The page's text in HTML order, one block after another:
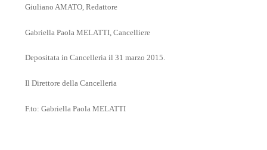
Giuliano AMATO, Redattore
Gabriella Paola MELATTI, Cancelliere
Depositata in Cancelleria il 31 marzo 2015.
Il Direttore della Cancelleria
F.to: Gabriella Paola MELATTI